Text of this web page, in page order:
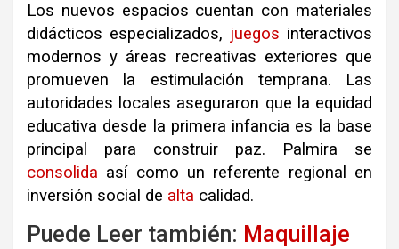
Los nuevos espacios cuentan con materiales
didácticos especializados, juegos interactivos
modernos y áreas recreativas exteriores que
promueven la estimulación temprana. Las
autoridades locales aseguraron que la equidad
educativa desde la primera infancia es la base
principal para construir paz. Palmira se
consolida así como un referente regional en
inversión social de alta calidad.
Puede Leer también: Maquillaje